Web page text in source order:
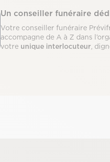
Un conseiller funéraire
Votre conseiller funéraire
accompagne de A à Z dans
votre unique interlocuteur ,